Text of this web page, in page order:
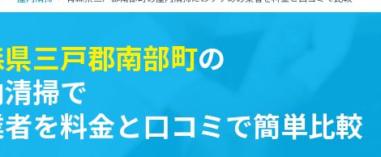
三戸郡南部町の
掃で
を料金と口コミで簡単比較